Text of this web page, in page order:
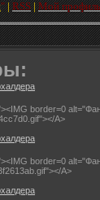
" | RSS | Мой профиль
border=0
A>
border=0
A>